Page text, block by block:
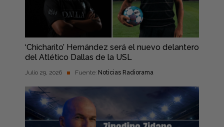
‘Chicharito’ Hernández será el nuevo delantero
del Atlético Dallas de la USL
Julio 29, 2026 Fuente: Noticias Radiorama